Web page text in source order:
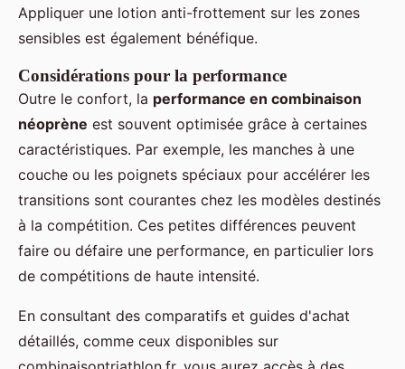
Appliquer une lotion anti-frottement sur les zones
sensibles est également bénéfique.
Considérations pour la performance
Outre le confort, la performance en combinaison
néoprène est souvent optimisée grâce à certaines
caractéristiques. Par exemple, les manches à une
couche ou les poignets spéciaux pour accélérer les
transitions sont courantes chez les modèles destinés
à la compétition. Ces petites différences peuvent
faire ou défaire une performance, en particulier lors
de compétitions de haute intensité.
En consultant des comparatifs et guides d'achat
détaillés, comme ceux disponibles sur